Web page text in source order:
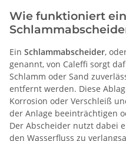
Wie funktioniert ein
Ein Schlammabscheider,
genannt, von Caleffi sorgt
Schlamm oder Sand
entfernt werden. Diese
Korrosion oder Verschleiß
der Anlage beeinträchtigen
Der Abscheider nutzt dabei
den Wasserfluss zu